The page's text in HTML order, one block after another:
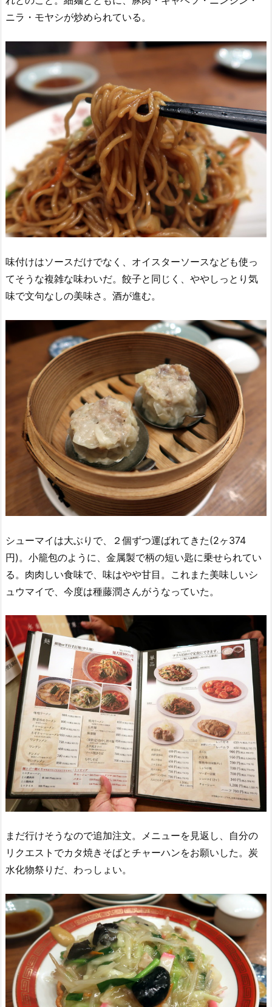
ニラ・モヤシが炒められている。
味付けはソースだけでなく、オイスターソースなども使っ
てそうな複雑な味わいだ。餃子と同じく、ややしっとり気
味で文句なしの美味さ。酒が進む。
シューマイは大ぶりで、２個ずつ運ばれてきた(2ヶ374
円)。小籠包のように、金属製で柄の短い匙に乗せられてい
る。肉肉しい食味で、味はやや甘目。これまた美味しいシ
ュウマイで、今度は種藤潤さんがうなっていた。
まだ行けそうなので追加注文。メニューを見返し、自分の
リクエストでカタ焼きそばとチャーハンをお願いした。炭
水化物祭りだ、わっしょい。